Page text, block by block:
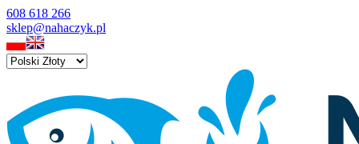
608 618 266
sklep@nahaczyk.pl